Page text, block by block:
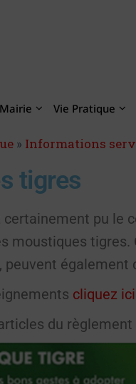
Vie Pratique
» Informations
tigres
certainement pu le
moustiques
peuvent
cliquez ici
du